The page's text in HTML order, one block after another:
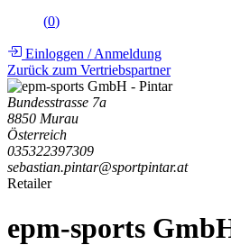
(0)
Einloggen /Anmeldung
Zurück zum Vertriebspartner
Bundesstrasse 7a
8850 Murau
Österreich
035322397309
sebastian.pintar@sportpintar.at
Retailer
epm-sports